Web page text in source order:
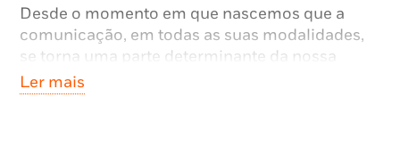
Desde o momento em que nascemos que a
comunicação, em todas as suas modalidades,
se torna uma parte determinante da nossa
existência.
Ler mais